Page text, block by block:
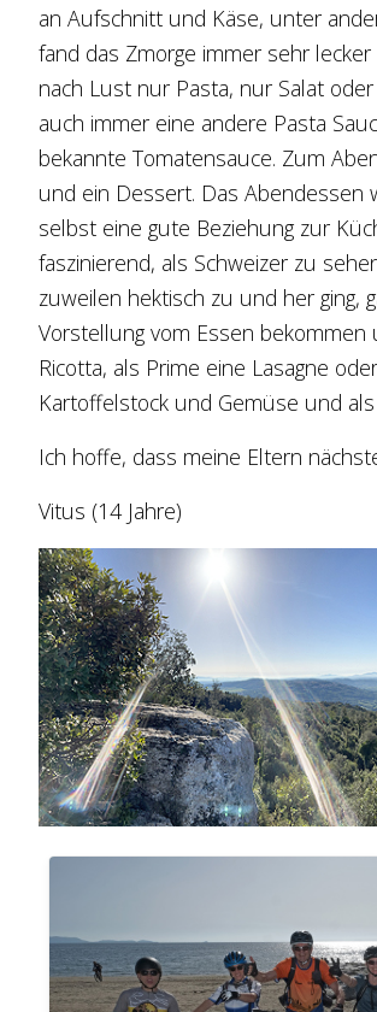
an Aufschnitt und Käse, unter
fand das Zmorge immer sehr
nach Lust nur Pasta, nur Salat
auch immer eine andere Pasta
bekannte Tomatensauce. Zum
und ein Dessert. Das Abendessen
selbst eine gute Beziehung zur
faszinierend, als Schweizer zu
zuweilen hektisch zu und her ging,
Vorstellung vom Essen
Ricotta, als Prime eine Lasagne
Kartoffelstock und Gemüse und
Ich hoffe, dass meine Eltern
Vitus (14 Jahre)